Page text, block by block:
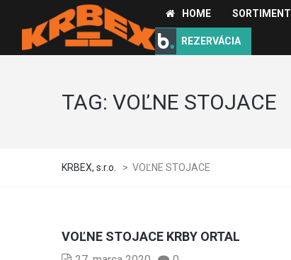
HOME SORTIMENT
REZERVÁCIA
TAG: VOĽNE STOJACE
KRBEX, s.r.o. > VOĽNE STOJACE
VOĽNE STOJACE KRBY ORTAL